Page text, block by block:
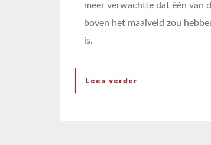
meer verwachtte dat één van
boven het maaiveld zou
is.
Lees verder